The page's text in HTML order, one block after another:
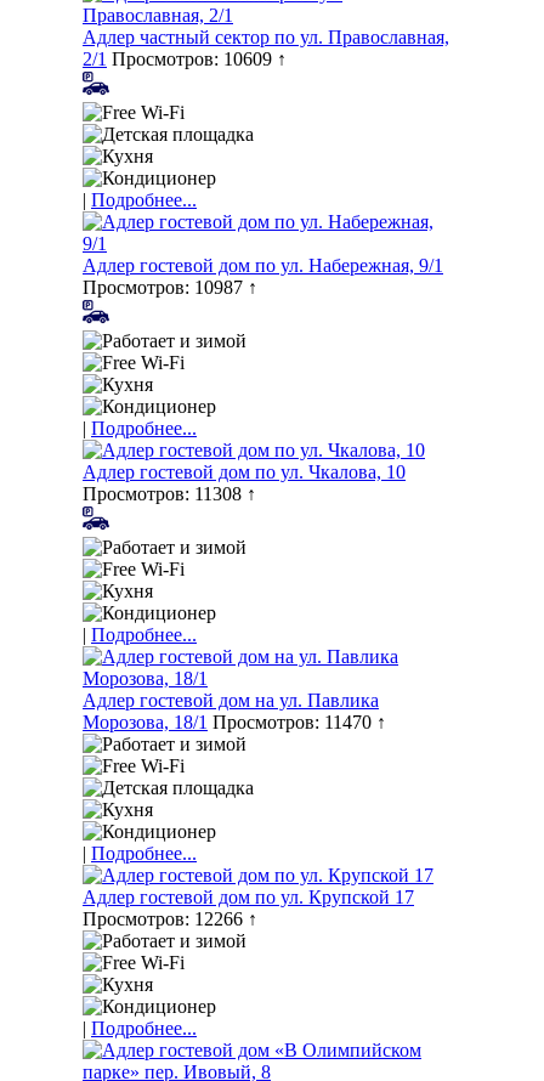
Адлер частный сектор по ул. Православная,
2/1 Просмотров: 10609 ↑
| Подробнее...
Адлер гостевой дом по ул. Набережная, 9/1
Просмотров: 10987 ↑
| Подробнее...
Адлер гостевой дом по ул. Чкалова, 10
Просмотров: 11308 ↑
| Подробнее...
Адлер гостевой дом на ул. Павлика
Морозова, 18/1 Просмотров: 11470 ↑
| Подробнее...
Адлер гостевой дом по ул. Крупской 17
Просмотров: 12266 ↑
| Подробнее...